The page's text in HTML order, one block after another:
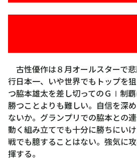
古性優作は８月オールスターで
行日本一、いや世界でもトップを
つ脇本雄太を差し切ってのＧⅠ制
勝つことよりも難しい。自信を深
ないか。グランプリでの脇本との
動く組み立てでも十分に勝ちにい
戦でも臆することはない。強気に
揮する。